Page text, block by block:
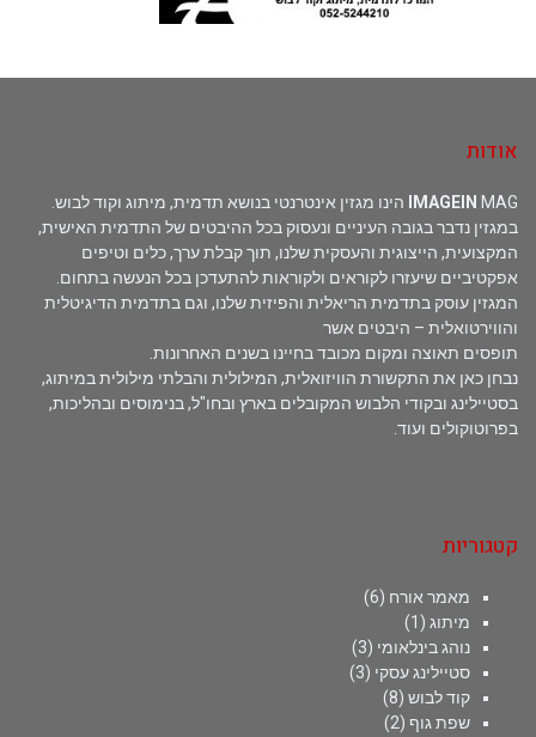
אודות
IMAGEIN MAG הינו מגזין אינטרנטי בנושא תדמית, מיתוג וקוד לבוש.
במגזין נדבר בגובה העיניים ונעסוק בכל ההיבטים של התדמית האישית,
המקצועית, הייצוגית והעסקית שלנו, תוך קבלת ערך, כלים וטיפים
אפקטיביים שיעזרו לקוראים ולקוראות להתעדכן בכל הנעשה בתחום.
המגזין עוסק בתדמית הריאלית והפיזית שלנו, וגם בתדמית הדיגיטלית
והווירטואלית – היבטים אשר
תופסים תאוצה ומקום מכובד בחיינו בשנים האחרונות.
נבחן כאן את התקשורת הוויזואלית, המילולית והבלתי מילולית במיתוג,
בסטיילינג ובקודי הלבוש המקובלים בארץ ובחו"ל, בנימוסים ובהליכות,
בפרוטוקולים ועוד.
קטגוריות
מאמר אורח (6)
מיתוג (1)
נוהג בינלאומי (3)
סטיילינג עסקי (3)
קוד לבוש (8)
שפת גוף (2)